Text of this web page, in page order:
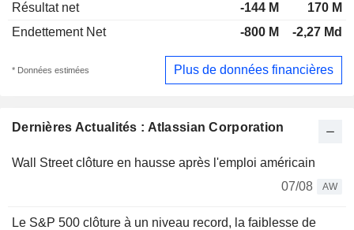
Dernières Actualités : Atlassian Corporation
Wall Street clôture en hausse après l'emploi américain
07/08
AW
Le S&P 500 clôture à un niveau record, la faiblesse de
Résultat net
-144 M
170 M
Endettement Net
-800 M -2,27 Md
* Données estimées Plus de données financières